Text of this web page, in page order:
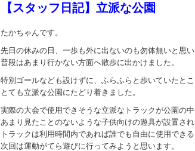
【スタッフ日記】立派な公園
たかちゃんです。
先日の休みの日、一歩も外に出ないのも勿体無いと思い
普段はあまり行かない方面へ散歩に出かけました。
特別ゴールなども設けずに、ふらふらと歩いていたとこ
とても立派な公園にたどり着きました。
実際の大会で使用できそうな立派なトラックが公園の中
あまり見たことのないような子供向けの遊具が設置され
トラックは利用時間内であれば誰でも自由に使用できる
次回は運動がてら遊びに行ってみようと思います。